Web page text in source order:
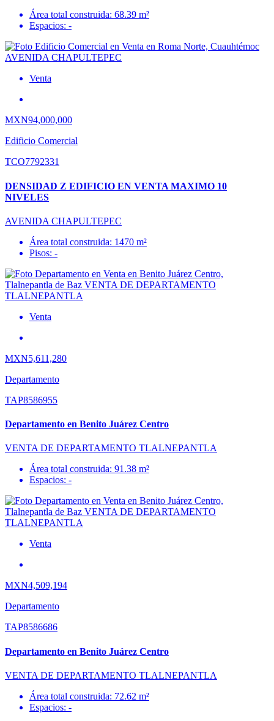
Área total construida: 68.39 m²
Espacios: -
Venta
MXN94,000,000
Edificio Comercial
TCO7792331
DENSIDAD Z EDIFICIO EN VENTA MAXIMO 10
NIVELES
AVENIDA CHAPULTEPEC
Área total construida: 1470 m²
Pisos: -
Venta
MXN5,611,280
Departamento
TAP8586955
Departamento en Benito Juárez Centro
VENTA DE DEPARTAMENTO TLALNEPANTLA
Área total construida: 91.38 m²
Espacios: -
Venta
MXN4,509,194
Departamento
TAP8586686
Departamento en Benito Juárez Centro
VENTA DE DEPARTAMENTO TLALNEPANTLA
Área total construida: 72.62 m²
Espacios: -